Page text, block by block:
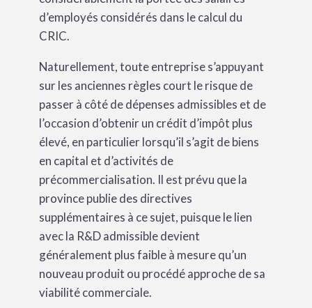
d’employés considérés dans le calcul du
CRIC.
Naturellement, toute entreprise s’appuyant
sur les anciennes règles court le risque de
passer à côté de dépenses admissibles et de
l’occasion d’obtenir un crédit d’impôt plus
élevé, en particulier lorsqu’il s’agit de biens
en capital et d’activités de
précommercialisation. Il est prévu que la
province publie des directives
supplémentaires à ce sujet, puisque le lien
avec la R&D admissible devient
généralement plus faible à mesure qu’un
nouveau produit ou procédé approche de sa
viabilité commerciale.